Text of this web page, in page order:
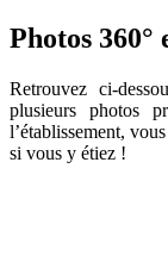
Photos
Retrouvez ci-
plusieurs photos
l’établissement,
si vous y étiez !